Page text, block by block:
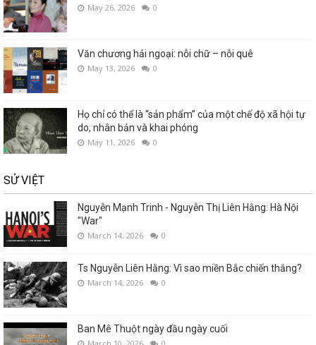
May 26, 2026 0
Văn chương hải ngoại: nỗi chữ – nỗi quê
May 13, 2026 0
Họ chỉ có thể là “sản phẩm” của một chế độ xã hội tự
do, nhân bản và khai phóng
May 11, 2026 0
SỬ VIỆT
Nguyễn Mạnh Trinh - Nguyễn Thị Liên Hằng: Hà Nội
"War"
March 14, 2026 0
Ts Nguyễn Liên Hằng: Vì sao miền Bắc chiến thắng?
March 14, 2026 0
Ban Mê Thuột ngày đầu ngày cuối